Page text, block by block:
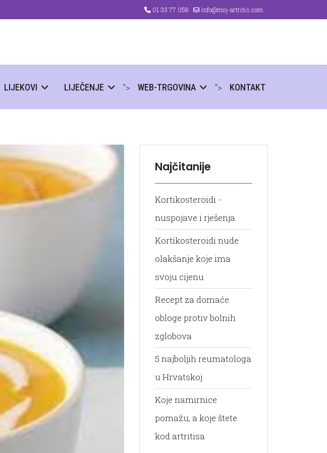
01 33 77 058 info@moj-artritis.com
LIJEKOVI LIJEČENJE "> WEB-TRGOVINA "> KONTAKT
Najčitanije
Kortikosteroidi -
nuspojave i rješenja
Kortikosteroidi nude
olakšanje koje ima
svoju cijenu
Recept za domaće
obloge protiv bolnih
zglobova
5 najboljih reumatologa
u Hrvatskoj
Koje namirnice
pomažu, a koje štete
kod artritisa